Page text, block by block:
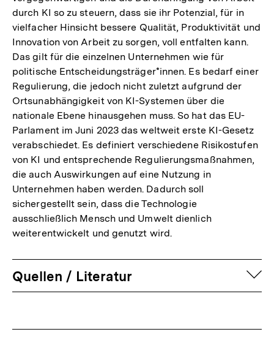
durch KI so zu steuern, dass sie ihr Potenzial, für in
vielfacher Hinsicht bessere Qualität, Produktivität und
Innovation von Arbeit zu sorgen, voll entfalten kann.
Das gilt für die einzelnen Unternehmen wie für
politische Entscheidungsträger*innen. Es bedarf einer
Regulierung, die jedoch nicht zuletzt aufgrund der
Ortsunabhängigkeit von KI-Systemen über die
nationale Ebene hinausgehen muss. So hat das EU-
Parlament im Juni 2023 das weltweit erste KI-Gesetz
verabschiedet. Es definiert verschiedene Risikostufen
von KI und entsprechende Regulierungsmaßnahmen,
die auch Auswirkungen auf eine Nutzung in
Unternehmen haben werden. Dadurch soll
sichergestellt sein, dass die Technologie
ausschließlich Mensch und Umwelt dienlich
weiterentwickelt und genutzt wird.
Quellen / Literatur